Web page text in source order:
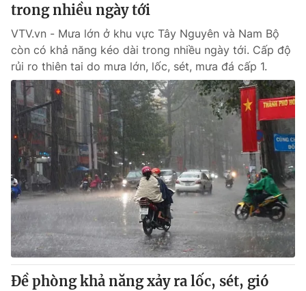
trong nhiều ngày tới
VTV.vn - Mưa lớn ở khu vực Tây Nguyên và Nam Bộ
còn có khả năng kéo dài trong nhiều ngày tới. Cấp độ
rủi ro thiên tai do mưa lớn, lốc, sét, mưa đá cấp 1.
Đề phòng khả năng xảy ra lốc, sét, gió